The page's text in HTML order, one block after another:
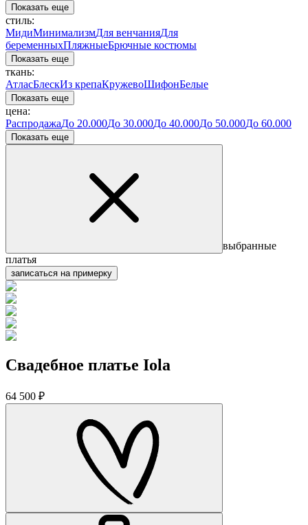
Показать еще
стиль:
МидиМинимализмДля венчанияДля
беременныхПляжныеБрючные костюмы
Показать еще
ткань:
АтласБлескИз крепаКружевоШифонБелые
Показать еще
цена:
РаспродажаДо 20.000До 30.000До 40.000До 50.000До 60.000
Показать еще
выбранные
платья
записаться на примерку
Свадебное платье Iola
64 500 ₽